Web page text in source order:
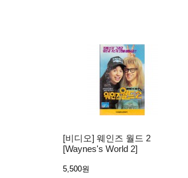
[비디오] 웨인즈 월드 2
[Waynes's World 2]
5,500원